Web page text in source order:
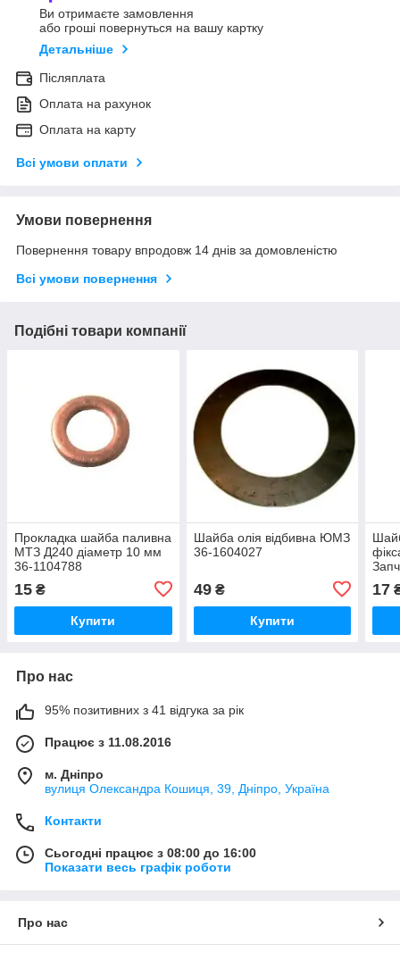
Ви отримаєте замовлення
або гроші повернуться на вашу картку
Детальніше
Післяплата
Оплата на рахунок
Оплата на карту
Всі умови оплати
Умови повернення
Повернення товару впродовж 14 днів за домовленістю
Всі умови повернення
Подібні товари компанії
Прокладка шайба паливна
МТЗ Д240 діаметр 10 мм
36-1104788
15 ₴
Купити
Шайба олія відбивна ЮМЗ
36-1604027
49₴
Купити
17
Про нас
95% позитивних з 41 відгука за рік
Працює з 11.08.2016
м. Дніпро
вулиця Олександра Кошиця, 39, Дніпро, Україна
Контакти
Сьогодні працює з 08:00 до 16:00
Показати весь графік роботи
Про нас